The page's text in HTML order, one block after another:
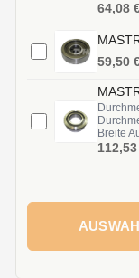
64,08
59,50
Breite